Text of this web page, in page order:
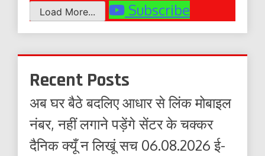
Load More... Subscribe
Recent Posts
अब घर बैठे बदलिए आधार से लिंक मोबाइल
नंबर, नहीं लगाने पड़ेंगे सेंटर के चक्कर
दैनिक क्यूँ न लिखूं सच 06.08.2026 ई-